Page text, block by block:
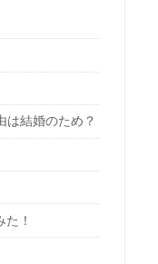
は結婚のため？
！